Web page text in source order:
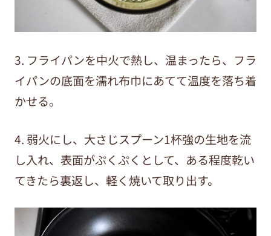
3. フライパンを中火で熱し、温まったら、フラ
イパンの底面を濡れ布巾にあてて温度を落ち着
かせる。
4. 弱火にし、大さじスプーン1杯強の生地を流
し入れ、表面がぷくぷくとして、ある程度乾い
てきたら裏返し、軽く焼いて取り出す。